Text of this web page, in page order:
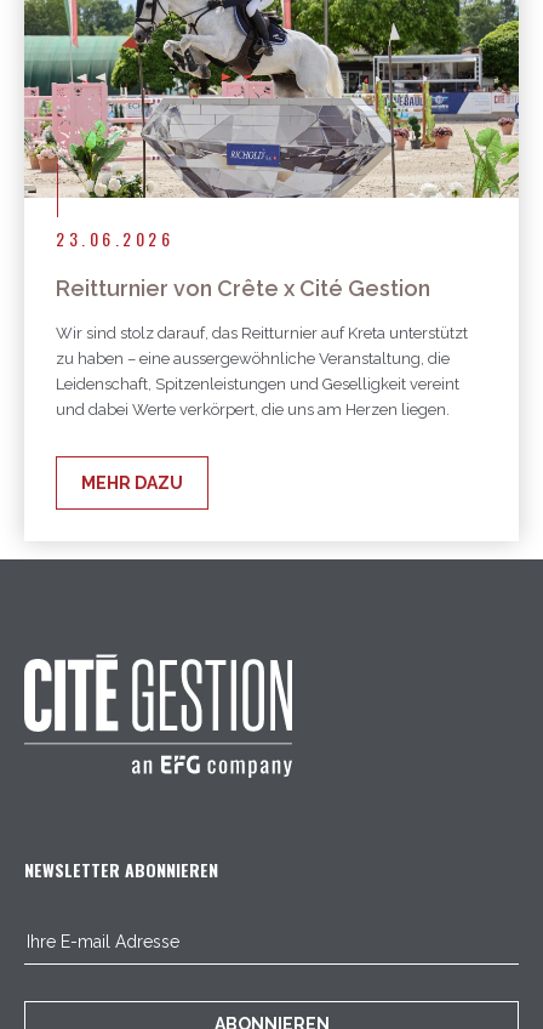
23.06.2026
Reitturnier von Crête x Cité Gestion
Wir sind stolz darauf, das Reitturnier auf Kreta unterstützt
zu haben – eine aussergewöhnliche Veranstaltung, die
Leidenschaft, Spitzenleistungen und Geselligkeit vereint
und dabei Werte verkörpert, die uns am Herzen liegen.
MEHR DAZU
NEWSLETTER ABONNIEREN
ABONNIEREN